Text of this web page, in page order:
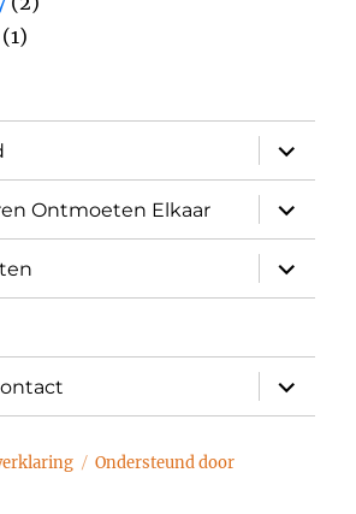
(1)
Ontmoeten Elkaar
Ondersteund door